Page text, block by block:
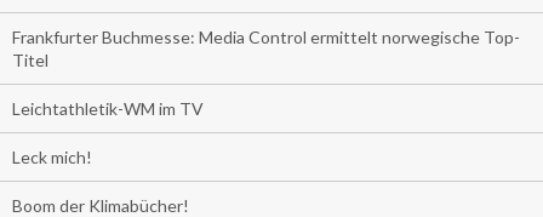
Frankfurter Buchmesse: Media Control ermittelt norwegische Top-
Titel
Leichtathletik-WM im TV
Leck mich!
Boom der Klimabücher!